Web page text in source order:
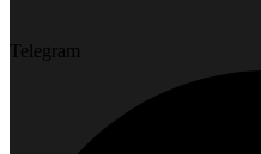
Telegram